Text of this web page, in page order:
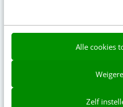
Alle cookies
Zelf
contentbibliotheek
gisteren· 4 min·
komen deze